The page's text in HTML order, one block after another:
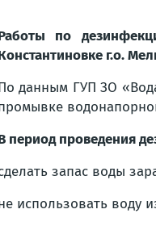
по
г.о.
данным ГУП ЗО
период проведения
запас воды
использовать воду